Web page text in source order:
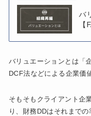
バ
バリュエーションとは「
DCF法などによる企業価
そもそもクライアント企
り、財務DDはそれまでの